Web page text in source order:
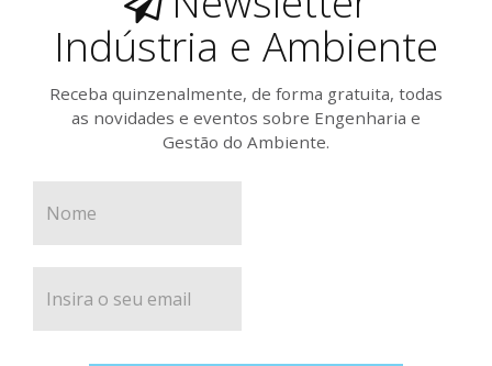
Indústria e Ambiente
Receba quinzenalmente, de forma gratuita, todas
as novidades e eventos sobre Engenharia e
Gestão do Ambiente.